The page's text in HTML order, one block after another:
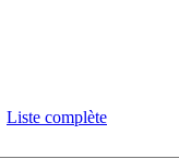
Liste complète